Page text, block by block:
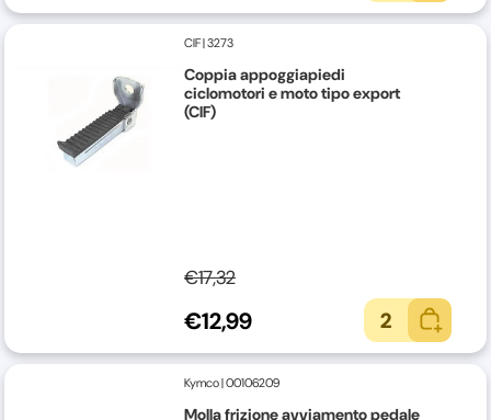
CIF|3273
Coppia appoggiapiedi
ciclomotori e moto tipo export
(CIF)
€17,32
€12,99 2
Kymco|00106209
Molla frizione avviamento pedale